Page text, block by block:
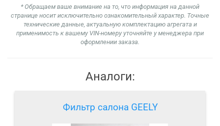
* Обращаем ваше внимание на то, что информация на данной
странице носит исключительно ознакомительный характер. Точные
технические данные, актуальную комплектацию агрегата и
применимость к вашему VIN-номеру уточняйте у менеджера при
оформлении заказа.
Аналоги:
Фильтр салона GEELY